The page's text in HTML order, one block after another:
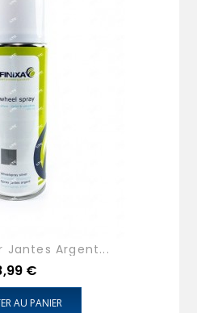
Jantes Argent...
€
AU PANIER